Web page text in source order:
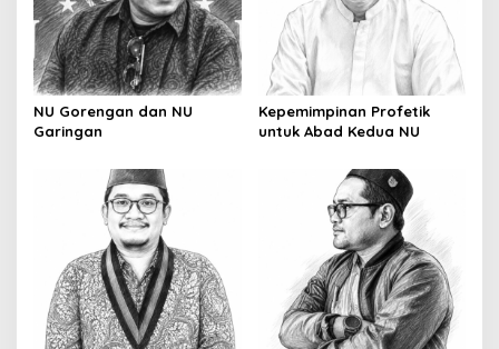
NU Gorengan dan NU
Garingan
Kepemimpinan Profetik
untuk Abad Kedua NU